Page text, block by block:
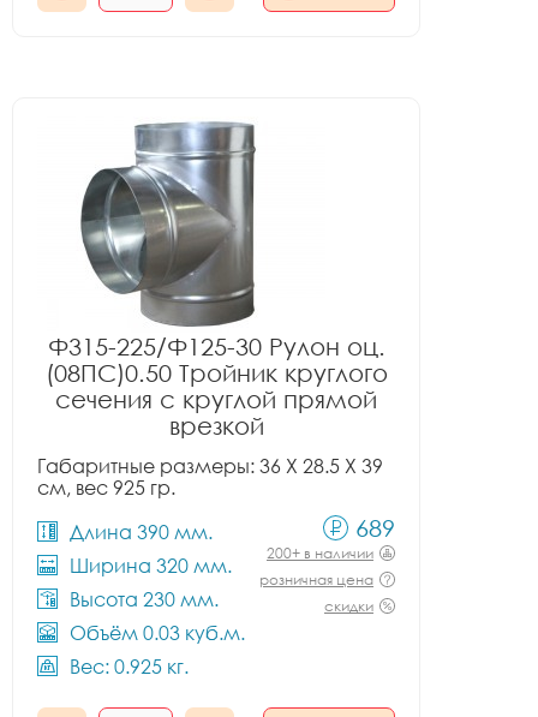
Ф315-225/Ф125-30 Рулон оц.
(08ПС)0.50 Тройник круглого
сечения с круглой прямой
врезкой
Габаритные размеры: 36 X 28.5 X 39
см, вес 925 гр.
Длина 390 мм.
Ширина 320 мм.
Высота 230 мм.
Объём 0.03 куб.м.
Вес: 0.925 кг.
689
200+ в наличии
розничная цена
скидки